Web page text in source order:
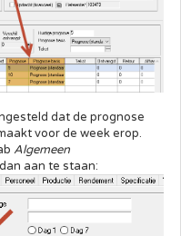
dat de prognose
voor de week erop.
Algemeen
aan te staan: